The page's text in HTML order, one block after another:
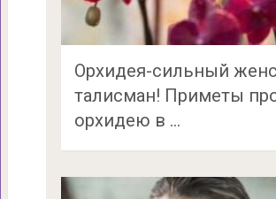
Орхидея-сильный
талисман! Приметы
орхидею в …